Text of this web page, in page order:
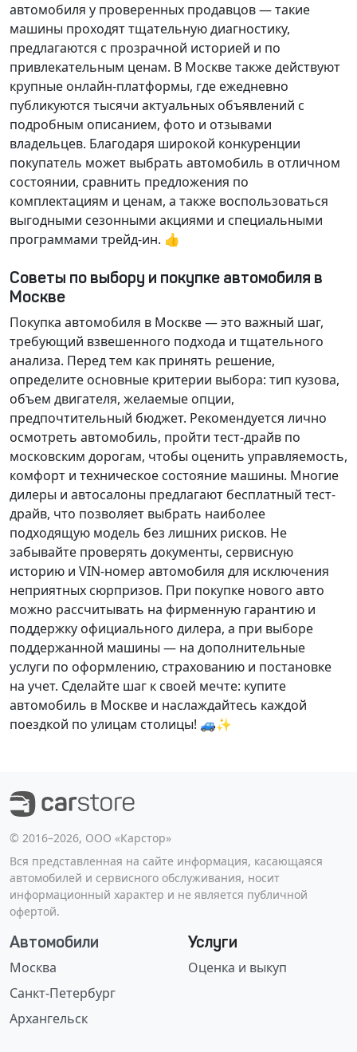
автомобиля у проверенных продавцов — такие
машины проходят тщательную диагностику,
предлагаются с прозрачной историей и по
привлекательным ценам. В Москве также действуют
крупные онлайн-платформы, где ежедневно
публикуются тысячи актуальных объявлений с
подробным описанием, фото и отзывами
владельцев. Благодаря широкой конкуренции
покупатель может выбрать автомобиль в отличном
состоянии, сравнить предложения по
комплектациям и ценам, а также воспользоваться
выгодными сезонными акциями и специальными
программами трейд-ин. 👍
Советы по выбору и покупке автомобиля в
Москве
Покупка автомобиля в Москве — это важный шаг,
требующий взвешенного подхода и тщательного
анализа. Перед тем как принять решение,
определите основные критерии выбора: тип кузова,
объем двигателя, желаемые опции,
предпочтительный бюджет. Рекомендуется лично
осмотреть автомобиль, пройти тест-драйв по
московским дорогам, чтобы оценить управляемость,
комфорт и техническое состояние машины. Многие
дилеры и автосалоны предлагают бесплатный тест-
драйв, что позволяет выбрать наиболее
подходящую модель без лишних рисков. Не
забывайте проверять документы, сервисную
историю и VIN-номер автомобиля для исключения
неприятных сюрпризов. При покупке нового авто
можно рассчитывать на фирменную гарантию и
поддержку официального дилера, а при выборе
поддержанной машины — на дополнительные
услуги по оформлению, страхованию и постановке
на учет. Сделайте шаг к своей мечте: купите
автомобиль в Москве и наслаждайтесь каждой
поездкой по улицам столицы! 🚙✨
©️ 2016–2026, ООО «Карстор»
Вся представленная на сайте информация, касающаяся
автомобилей и сервисного обслуживания, носит
информационный характер и не является публичной
офертой.
Автомобили
Москва
Санкт-Петербург
Архангельск
Услуги
Оценка и выкуп